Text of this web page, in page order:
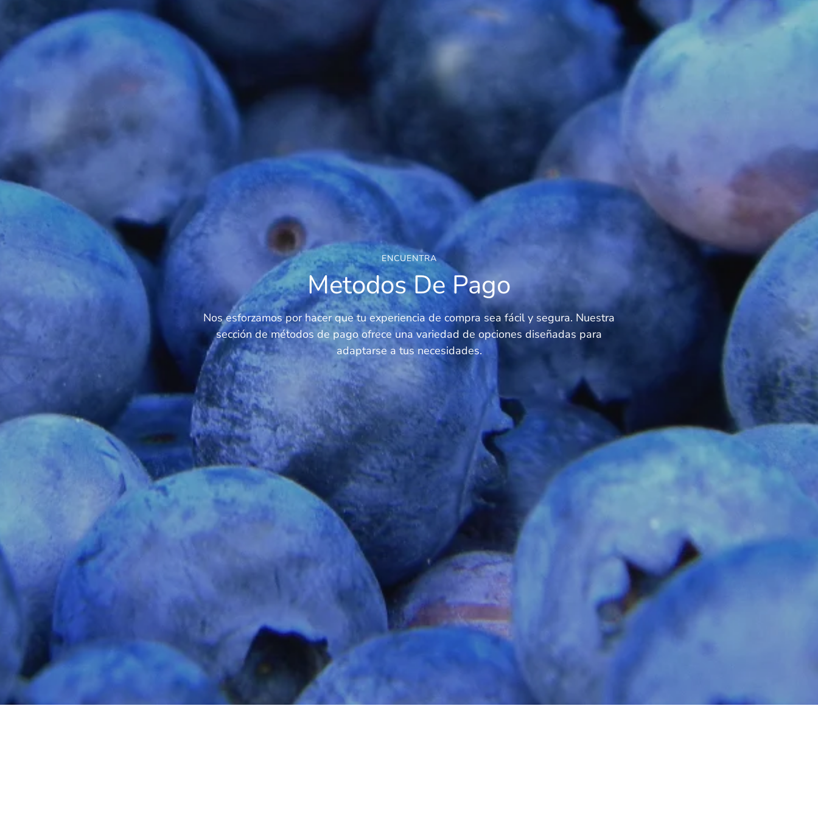
ENCUENTRA
Metodos De Pago
Nos esforzamos por hacer que tu experiencia de compra sea fácil y segura. Nuestra
sección de métodos de pago ofrece una variedad de opciones diseñadas para
adaptarse a tus necesidades.